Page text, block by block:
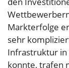
Markterfolge
sehr
Infrastruktur
konnte, trafen